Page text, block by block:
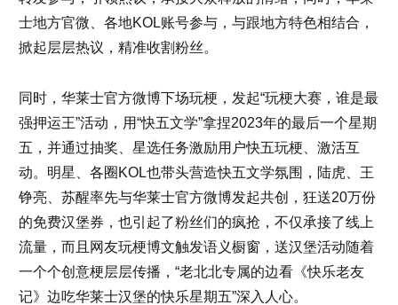
士地方官微、各地KOL账号参与，与跟地方特色相结合，
掀起层层热议，精准收割粉丝。
同时，华莱士官方微博下场玩梗，发起“玩梗大赛，谁是最
强押运王”活动，用“快五文学”拿捏2023年的最后一个星期
五，并通过抽奖、星选任务激励用户快五玩梗、激活互
动。明星、各圈KOL也带头营造快五文学氛围，陆虎、王
铮亮、苏醒率先与华莱士官方微博发起共创，狂送20万份
的免费汉堡券，也引起了粉丝们的疯抢，不仅承接了线上
流量，而且网友玩梗博文触发语义橱窗，送汉堡活动随着
一个个创意梗层层传播，“老北北专属的边看《快乐老友
记》边吃华莱士汉堡的快乐星期五”深入人心。